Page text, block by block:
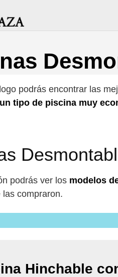
podrás encontrar las
tipo de piscina muy
podrás ver los modelos
las compraron.
Hinchable